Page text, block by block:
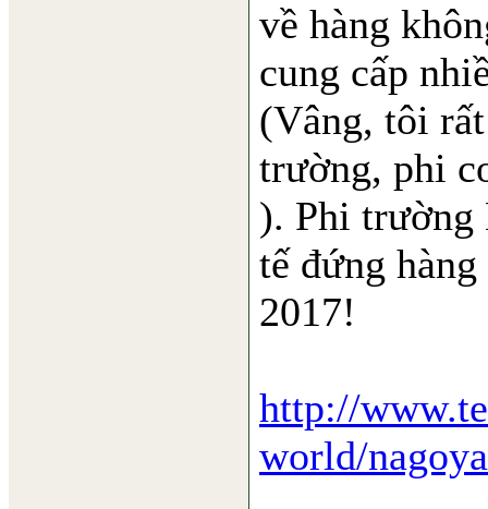
về hàng
cung cấp
(Vâng, tôi
trường, phi
). Phi trường
tế đứng
2017!
http://
world/